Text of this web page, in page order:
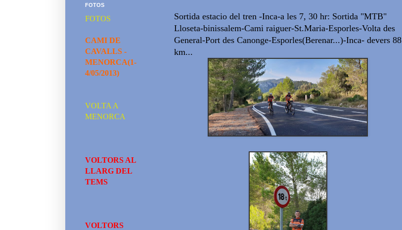
Sortida estacio del tren -Inca-a les 7, 30 hr: Sortida "MTB"
Lloseta-binissalem-Cami raiguer-St.Maria-Esporles-Volta des
General-Port des Canonge-Esporles(Berenar...)-Inca- devers 88
km...
FOTOS
FOTOS
CAMI DE
CAVALLS -
MENORCA(1-
4/05/2013)
VOLTA A
MENORCA
VOLTORS AL
LLARG DEL
TEMS
VOLTORS